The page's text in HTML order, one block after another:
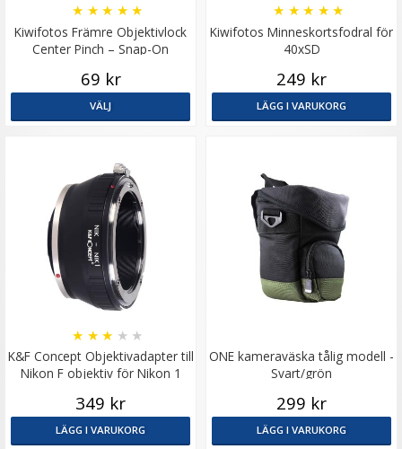
Kiwifotos Främre Objektivlock
Center Pinch – Snap-On
★ ★ ★ ★ ★
69 kr
VÄLJ
Kiwifotos Minneskortsfodral för
40xSD
★ ★ ★ ★ ★
249 kr
LÄGG I VARUKORG
K&F Concept Objektivadapter till
Nikon F objektiv för Nikon 1
★ ★ ★ ★ ★
349 kr
LÄGG I VARUKORG
ONE kameraväska tålig modell -
Svart/grön
299 kr
LÄGG I VARUKORG